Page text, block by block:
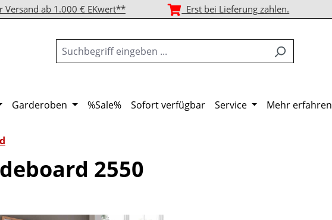
ab 1.000 € EKwert** Erst bei Lieferung zahlen.
Garderoben %Sale% Sofort verfügbar Service Mehr erfahren
2550